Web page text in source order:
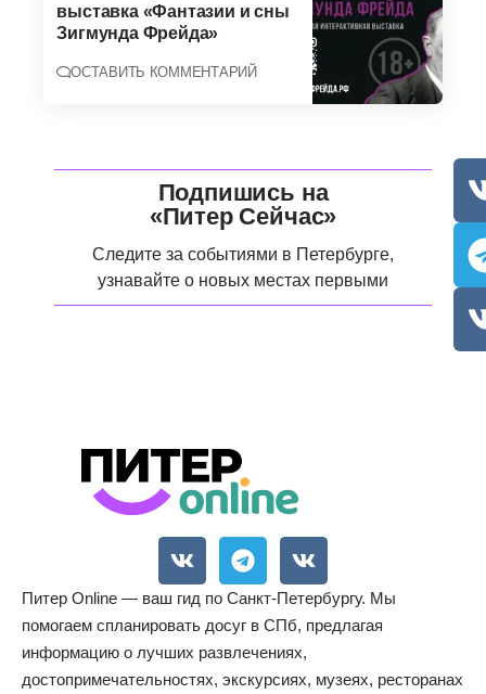
выставка «Фантазии и сны
Зигмунда Фрейда»
ОСТАВИТЬ КОММЕНТАРИЙ
Подпишись на
«Питер Сейчас»
Следите за событиями в Петербурге,
узнавайте о новых местах первыми
Питер Online — ваш гид по Санкт-Петербургу. Мы
помогаем спланировать досуг в СПб, предлагая
информацию о лучших развлечениях,
достопримечательностях, экскурсиях, музеях, ресторанах